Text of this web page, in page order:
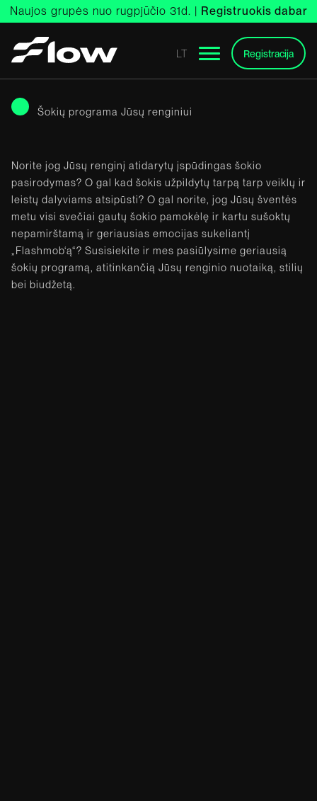
Naujos grupės nuo rugpjūčio 31d. | Registruokis dabar
LT Registracija
Pereiti
prie
turinio
Šokių programa Jūsų renginiui
Norite jog Jūsų renginį atidarytų įspūdingas šokio
pasirodymas? O gal kad šokis užpildytų tarpą tarp veiklų ir
leistų dalyviams atsipūsti? O gal norite, jog Jūsų šventės
metu visi svečiai gautų šokio pamokėlę ir kartu sušoktų
nepamirštamą ir geriausias emocijas sukeliantį
„Flashmob‘ą“? Susisiekite ir mes pasiūlysime geriausią
šokių programą, atitinkančią Jūsų renginio nuotaiką, stilių
bei biudžetą.